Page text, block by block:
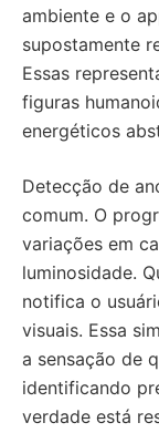
ambiente e o
supostamente
Essas
figuras
energéticos
Detecção de
comum. O
variações em
luminosidade.
notifica o
visuais. Essa
a sensação de
identificando
verdade está